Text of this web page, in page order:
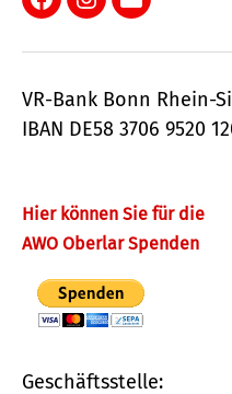
Facebook
Instagram
E-
VR-Bank Bonn Rhein-
IBAN DE58 3706 9520
Hier können Sie für die
AWO Oberlar Spenden
Geschäftsstelle: